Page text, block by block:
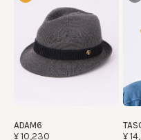
ADAM6
¥10,230